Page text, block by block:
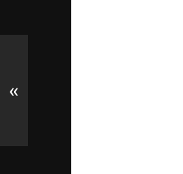
«